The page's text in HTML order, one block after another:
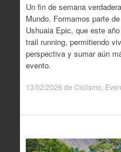
Un fin de semana
Mundo. Formamos parte
Ushuaia Epic, que este
trail running, permitiendo
perspectiva y sumar aún
evento.
13/02/2026 de Ciclismo